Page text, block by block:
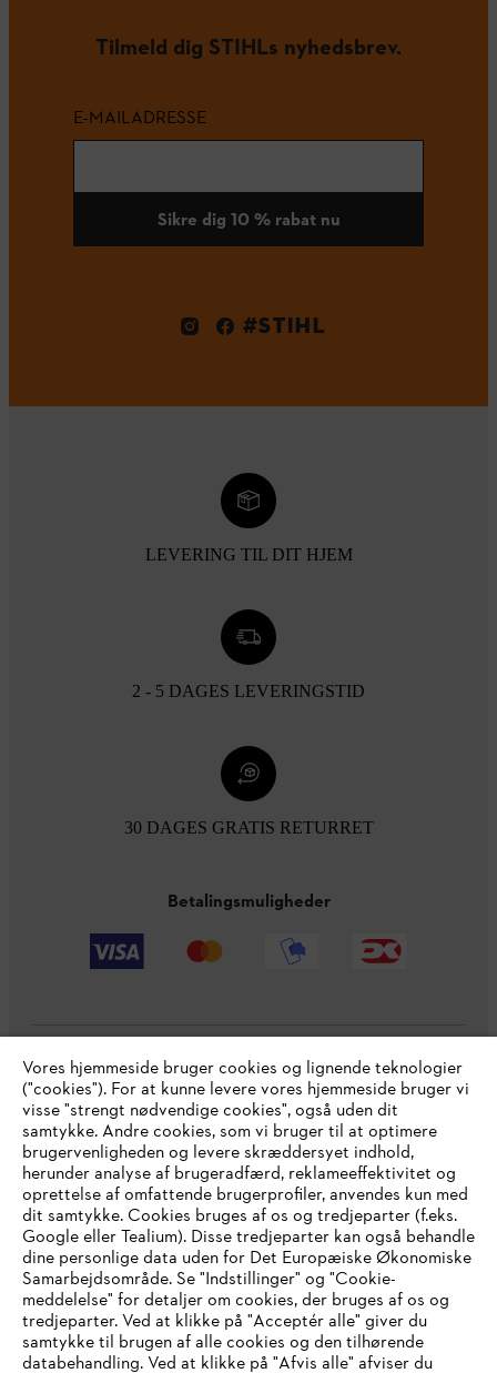
Tilmeld dig STIHLs nyhedsbrev.
E-MAILADRESSE
Sikre dig 10 % rabat nu
#STIHL
LEVERING TIL DIT HJEM
2 - 5 DAGES LEVERINGSTID
30 DAGES GRATIS RETURRET
Betalingsmuligheder
Virksomheden
STIHL FAQ
Service
IHR BROWSER WIRD NICHT
UNTERSTÜTZT
Vores hjemmeside bruger cookies og lignende teknologier
("cookies"). For at kunne levere vores hjemmeside bruger vi
visse "strengt nødvendige cookies", også uden dit
samtykke. Andre cookies, som vi bruger til at optimere
brugervenligheden og levere skræddersyet indhold,
herunder analyse af brugeradfærd, reklameeffektivitet og
oprettelse af omfattende brugerprofiler, anvendes kun med
dit samtykke. Cookies bruges af os og tredjeparter (f.eks.
Google eller Tealium). Disse tredjeparter kan også behandle
dine personlige data uden for Det Europæiske Økonomiske
Samarbejdsområde. Se "Indstillinger" og "Cookie-
meddelelse" for detaljer om cookies, der bruges af os og
tredjeparter. Ved at klikke på "Acceptér alle" giver du
samtykke til brugen af alle cookies og den tilhørende
databehandling. Ved at klikke på "Afvis alle" afviser du